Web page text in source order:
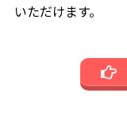
いただけます。